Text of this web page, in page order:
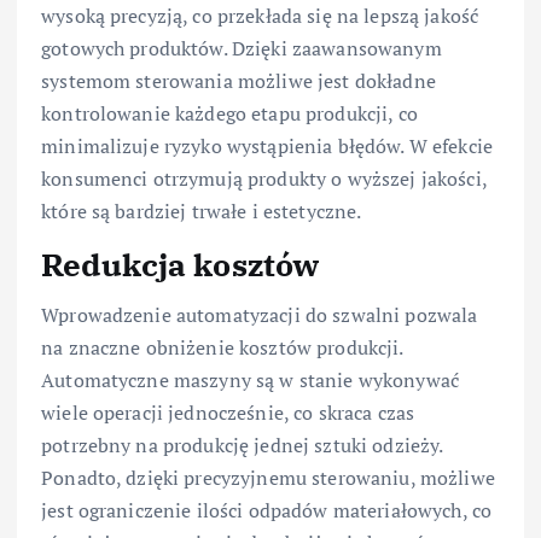
wysoką precyzją, co przekłada się na lepszą jakość
gotowych produktów. Dzięki zaawansowanym
systemom sterowania możliwe jest dokładne
kontrolowanie każdego etapu produkcji, co
minimalizuje ryzyko wystąpienia błędów. W efekcie
konsumenci otrzymują produkty o wyższej jakości,
które są bardziej trwałe i estetyczne.
Redukcja kosztów
Wprowadzenie automatyzacji do szwalni pozwala
na znaczne obniżenie kosztów produkcji.
Automatyczne maszyny są w stanie wykonywać
wiele operacji jednocześnie, co skraca czas
potrzebny na produkcję jednej sztuki odzieży.
Ponadto, dzięki precyzyjnemu sterowaniu, możliwe
jest ograniczenie ilości odpadów materiałowych, co